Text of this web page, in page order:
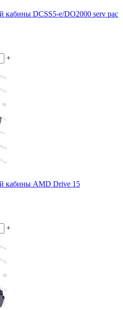
кабины DCSS5-e/DO2000 serv pac
+
кабины AMD Drive 15
+